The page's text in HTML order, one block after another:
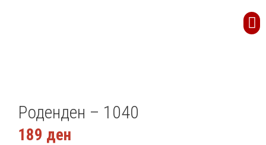
Роденден – 1040
189 ден